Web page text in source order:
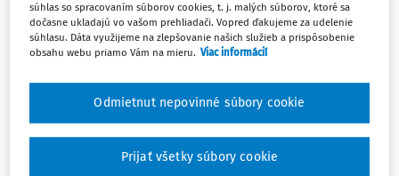
Obsah zmluvy o zriadení
spoločného obecného úradu
Právna úprava zmluvy o zriadení spoločného obecného
úradu je rámcová a je koncentrovaná do zákona č.
o obecnom zriadení"), ktorý určuje procesné a obsahové
súhlas so spracovaním súborov cookies, t. j. malých súborov, ktoré sa
dočasne ukladajú vo vašom prehliadači. Vopred ďakujeme za udelenie
súhlasu. Dáta využijeme na zlepšovanie našich služieb a prispôsobenie
obsahu webu priamo Vám na mieru. Viac informácií
Odmietnut nepovinné súbory cookie
Prijať všetky súbory cookie